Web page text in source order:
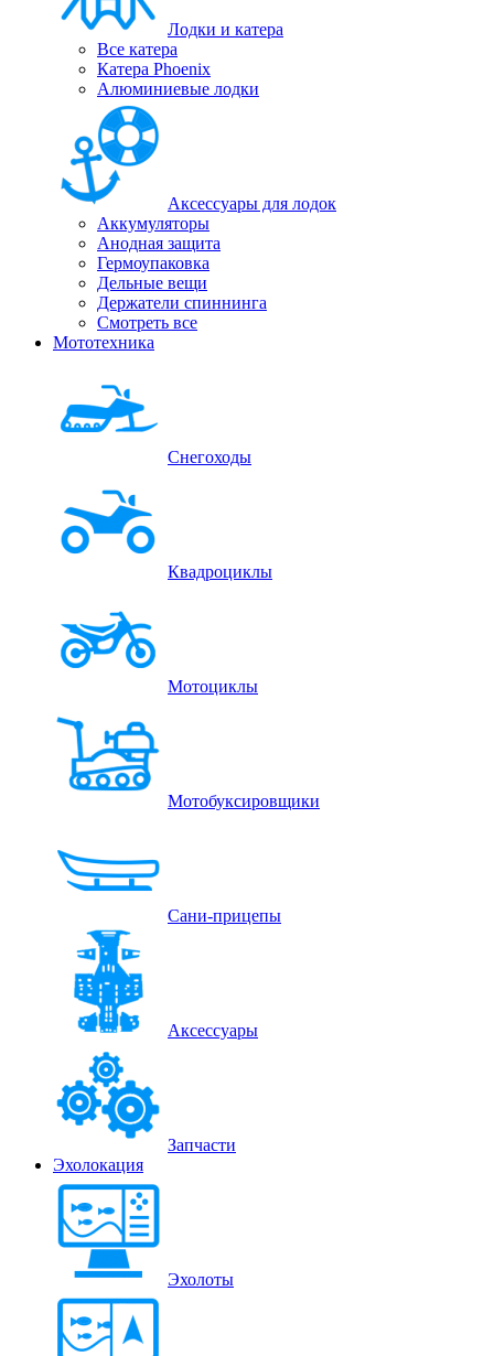
Лодки и катера
Все катера
Катера Phoenix
Алюминиевые лодки
Аксессуары для лодок
Аккумуляторы
Анодная защита
Гермоупаковка
Дельные вещи
Держатели спиннинга
Смотреть все
Мототехника
Снегоходы
Квадроциклы
Мотоциклы
Мотобуксировщики
Сани-прицепы
Аксессуары
Запчасти
Эхолокация
Эхолоты